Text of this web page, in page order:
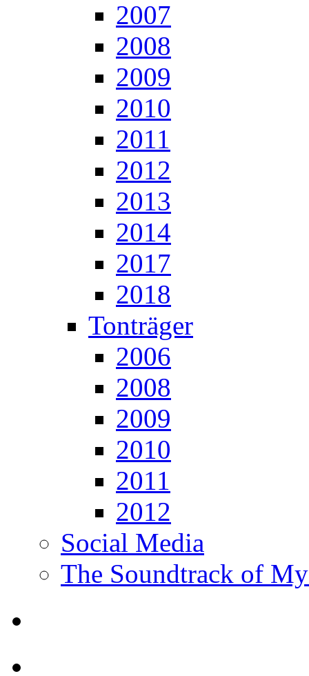
2007
2008
2009
2010
2011
2012
2013
2014
2017
2018
Tonträger
2006
2008
2009
2010
2011
2012
Social Media
The Soundtrack of